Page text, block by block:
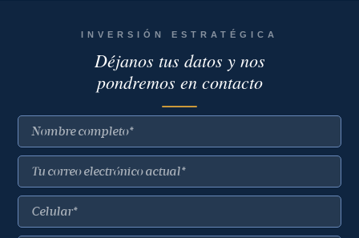
INVERSIÓN ESTRATÉGICA
Déjanos tus datos y nos
pondremos en contacto